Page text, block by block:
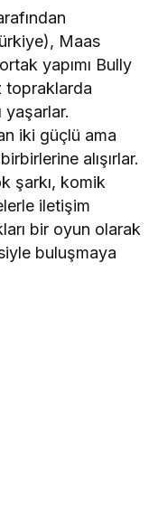
Maas
yapımı Bully
topraklarda
yaşarlar.
iki güçlü ama
alışırlar.
şarkı, komik
iletişim
bir oyun olarak
buluşmaya